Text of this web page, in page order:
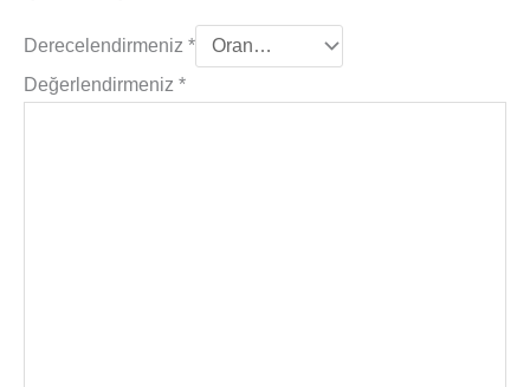
Derecelendirmeniz *
Değerlendirmeniz *